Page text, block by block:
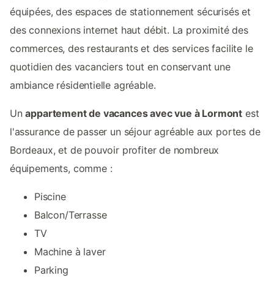
équipées, des espaces de stationnement sécurisés et
des connexions internet haut débit. La proximité des
commerces, des restaurants et des services facilite le
quotidien des vacanciers tout en conservant une
ambiance résidentielle agréable.
Unappartement de vacances avec vue à Lormont est
l'assurance de passer un séjour agréable aux portes de
Bordeaux, et de pouvoir profiter de nombreux
équipements, comme :
Piscine
Balcon/Terrasse
TV
Machine à laver
Parking